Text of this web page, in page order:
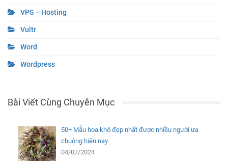
VPS – Hosting
Vultr
Word
Wordpress
Bài Viết Cùng Chuyên Mục
50+ Mẫu hoa khô đẹp nhất được nhiều người ưa
chuộng hiện nay
04/07/2024